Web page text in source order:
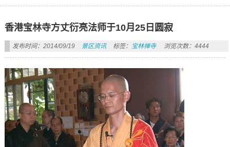
香港宝林寺方丈衍亮法师于10月25日圆寂
发布时间：2014/09/19 景区资讯 标签： 宝林禅寺 浏览次数：4444